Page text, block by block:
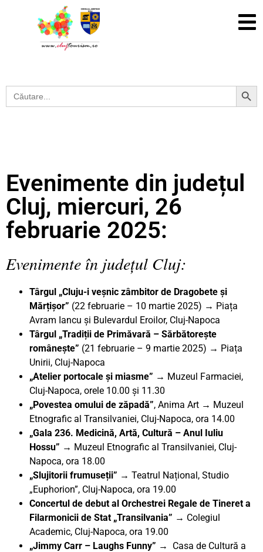
Search
for:
Search Button
Evenimente din județul
Cluj, miercuri, 26
februarie 2025:
Evenimente în județul Cluj:
Târgul „Cluju-i veșnic zâmbitor de Dragobete și
Mărțișor” (22 februarie – 10 martie 2025) → Piața
Avram Iancu și Bulevardul Eroilor, Cluj-Napoca
Târgul „Tradiții de Primăvară – Sărbătorește
românește” (21 februarie – 9 martie 2025) → Piața
Unirii, Cluj-Napoca
„Atelier portocale și miasme” → Muzeul Farmaciei,
Cluj-Napoca, orele 10.00 și 11.30
„Povestea omului de zăpadă”, Anima Art → Muzeul
Etnografic al Transilvaniei, Cluj-Napoca, ora 14.00
„Gala 236. Medicină, Artă, Cultură – Anul Iuliu
Hossu” → Muzeul Etnografic al Transilvaniei, Cluj-
Napoca, ora 18.00
„Slujitorii frumuseții” → Teatrul Național, Studio
„Euphorion”, Cluj-Napoca, ora 19.00
Concertul de debut al Orchestrei Regale de Tineret a
Filarmonicii de Stat „Transilvania” → Colegiul
Academic, Cluj-Napoca, ora 19.00
„Jimmy Carr – Laughs Funny” → Casa de Cultură a